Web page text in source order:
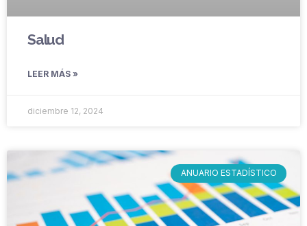
Salud
LEER MÁS »
diciembre 12, 2024
ANUARIO ESTADÍSTICO